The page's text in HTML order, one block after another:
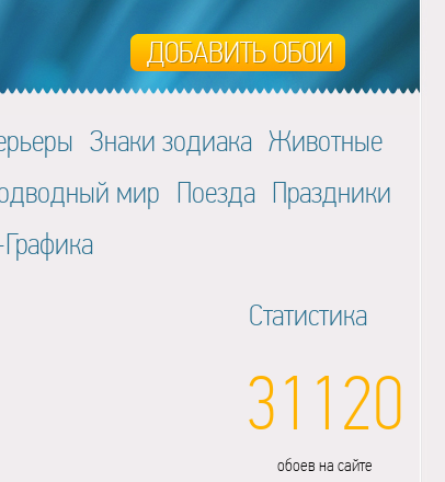
Знаки зодиака Животные
мир Поезда Праздники
Статистика
31120
обоев на сайте